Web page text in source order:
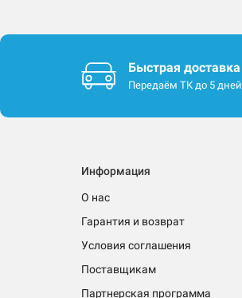
Быстрая доставка
Передаём ТК до 5 дней
Информация
О нас
Гарантия и возврат
Условия соглашения
Поставщикам
Партнерская программа